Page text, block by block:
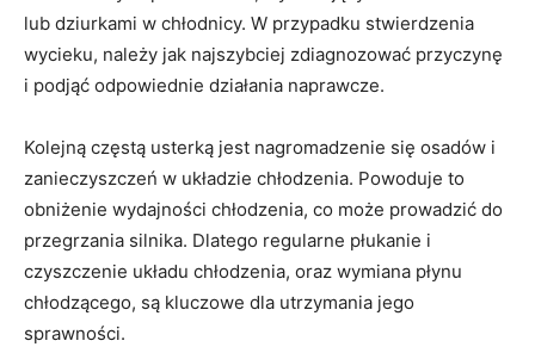
lub dziurkami w⁤ chłodnicy. W przypadku ⁤stwierdzenia
wycieku, ‍należy jak najszybciej zdiagnozować przyczynę‍
i podjąć odpowiednie działania naprawcze.
Kolejną​ częstą usterką jest nagromadzenie się osadów i
zanieczyszczeń ‌w układzie chłodzenia. Powoduje to
obniżenie⁢ wydajności chłodzenia, co ​może ​prowadzić do
przegrzania ​silnika. Dlatego regularne⁤ płukanie i
czyszczenie układu chłodzenia, oraz wymiana płynu
chłodzącego, są kluczowe dla utrzymania jego
sprawności.